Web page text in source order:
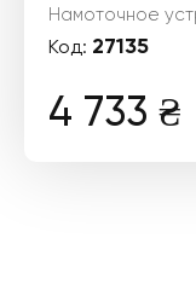
Намоточное
Код: 27135
4 733 ₴